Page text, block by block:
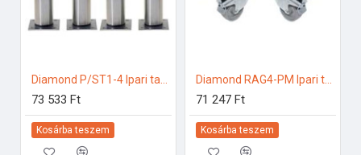
73 533 Ft
Kosárba teszem
Diamond RAG4-PM Ipari tartozékok
71 247 Ft
Kosárba teszem